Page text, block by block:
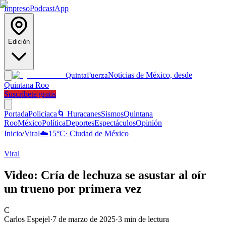
ImpresoPodcastApp
Edición
QuintaFuerzaNoticias de México, desde
Quintana Roo
Suscríbete gratis
PortadaPoliciaca 🌀 HuracanesSismosQuintana
RooMéxicoPolíticaDeportesEspectáculosOpinión
Inicio/Viral☁️15°C· Ciudad de México
Viral
Video: Cría de lechuza se asustar al oír
un trueno por primera vez
C
Carlos Espejel·7 de marzo de 2025·3 min de lectura